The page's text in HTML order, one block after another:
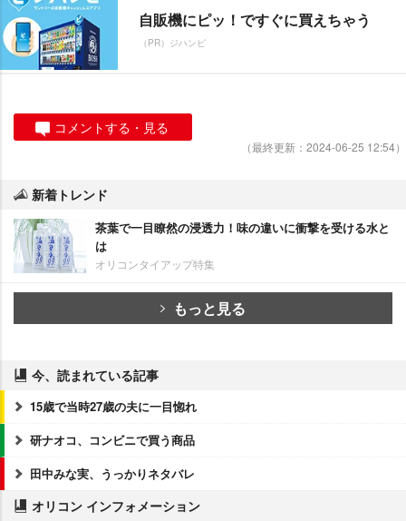
自販機にピッ！ですぐに買えちゃう
（PR）ジハンピ
コメントする・見る
（最終更新：2024-06-25 12:54）
新着トレンド
茶葉で一目瞭然の浸透力！味の違いに衝撃を受ける水と
は
オリコンタイアップ特集
もっと見る
今、読まれている記事
15歳で当時27歳の夫に一目惚れ
研ナオコ、コンビニで買う商品
田中みな実、うっかりネタバレ
オリコン インフォメーション